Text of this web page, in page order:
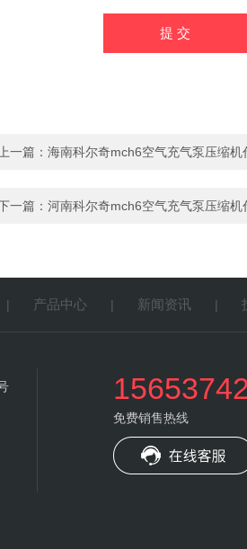
上一篇： 海南科尔奇mch6空气充气泵压缩机
一篇： 河南科尔奇mch6空气充气泵压缩机
| 产品中心 | 新闻资讯 |
免费销售热线